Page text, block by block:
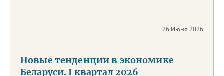
26 Июня 2026
Новые тенденции в экономике
Беларуси. I квартал 2026